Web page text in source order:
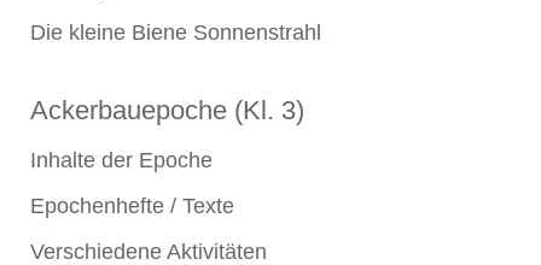
Die kleine Biene Sonnenstrahl
Ackerbauepoche (Kl. 3)
Inhalte der Epoche
Epochenhefte / Texte
Verschiedene Aktivitäten